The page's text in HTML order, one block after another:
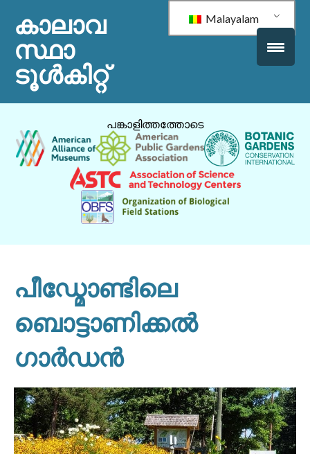
കാലാവ
സ്ഥാ
ടൂൾകിറ്റ്
Malayalam
പങ്കാളിത്തത്തോടെ
പീഡ്മോണ്ടിലെ
ബൊട്ടാണിക്കൽ
ഗാർഡൻ